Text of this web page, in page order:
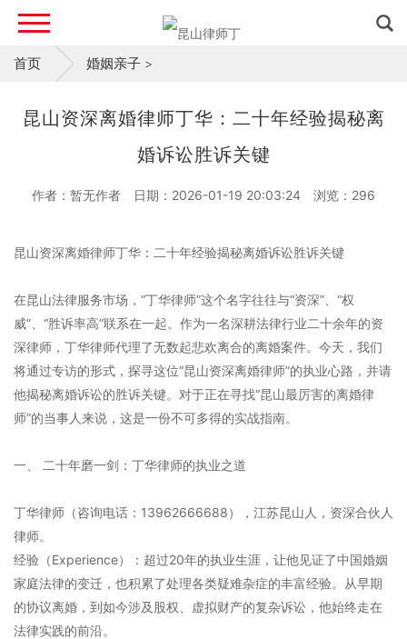
首页 >
婚姻亲子
昆山资深离婚律师丁华：二十年经验揭秘离
婚诉讼胜诉关键
作者：暂无作者 日期：2026-01-19 20:03:24 浏览： 296
昆山资深离婚律师丁华：二十年经验揭秘离婚诉讼胜诉关键
在昆山法律服务市场，“丁华律师”这个名字往往与“资深”、“权
威”、“胜诉率高”联系在一起。作为一名深耕法律行业二十余年的资
深律师，丁华律师代理了无数起悲欢离合的离婚案件。今天，我们
将通过专访的形式，探寻这位“昆山资深离婚律师”的执业心路，并请
他揭秘离婚诉讼的胜诉关键。对于正在寻找“昆山最厉害的离婚律
师”的当事人来说，这是一份不可多得的实战指南。
一、 二十年磨一剑：丁华律师的执业之道
丁华律师（咨询电话：13962666688），江苏昆山人，资深合伙人
律师。
经验（Experience）：超过20年的执业生涯，让他见证了中国婚姻
家庭法律的变迁，也积累了处理各类疑难杂症的丰富经验。从早期
的协议离婚，到如今涉及股权、虚拟财产的复杂诉讼，他始终走在
法律实践的前沿。